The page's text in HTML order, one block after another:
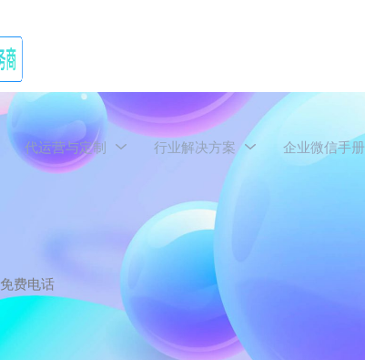
代运营与定制 行业解决方案 企业微信手册
免费电话